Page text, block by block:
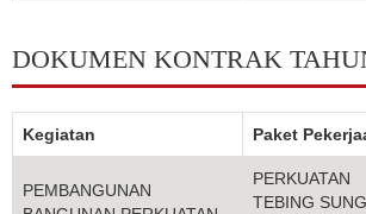
DOKUMEN KONTRAK
Kegiatan Paket
PEMBANGUNAN
PERKUATAN
TEBING